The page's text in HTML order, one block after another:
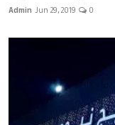
Admin Jun 29, 2019 0